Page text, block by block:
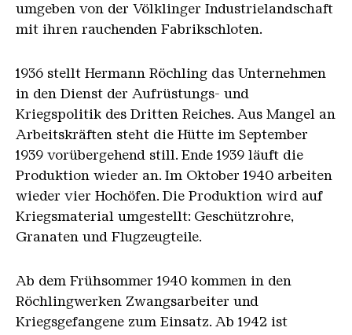
umgeben von der Völklinger Industrielandschaft
mit ihren rauchenden Fabrikschloten.
1936 stellt Hermann Röchling das Unternehmen
in den Dienst der Aufrüstungs- und
Kriegspolitik des Dritten Reiches. Aus Mangel an
Arbeitskräften steht die Hütte im September
1939 vorübergehend still. Ende 1939 läuft die
Produktion wieder an. Im Oktober 1940 arbeiten
wieder vier Hochöfen. Die Produktion wird auf
Kriegsmaterial umgestellt: Geschützrohre,
Granaten und Flugzeugteile.
Ab dem Frühsommer 1940 kommen in den
Röchlingwerken Zwangsarbeiter und
Kriegsgefangene zum Einsatz. Ab 1942 ist